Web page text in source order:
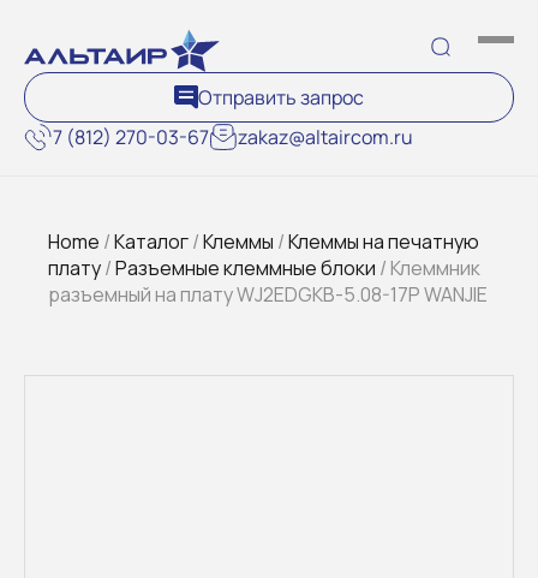
7 (812) 270-03-67 zakaz@altaircom.ru
Отправить запрос
Home /Каталог/Клеммы /Клеммы на печатную
плату/Разъемные клеммные блоки / Клеммник
разъемный на плату WJ2EDGKB-5.08-17P WANJIE